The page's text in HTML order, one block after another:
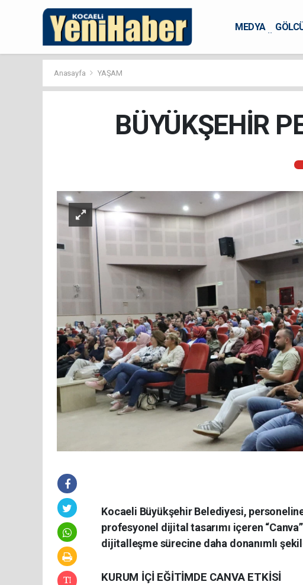
MEDYA
Anasayfa YAŞAM
BÜYÜKŞEHİR
Kocaeli Büyükşehir Belediyesi,
profesyonel dijital tasarımı içeren
dijitalleşme sürecine daha donanımlı
KURUM İÇİ EĞİTİMDE CANVA ETKİSİ